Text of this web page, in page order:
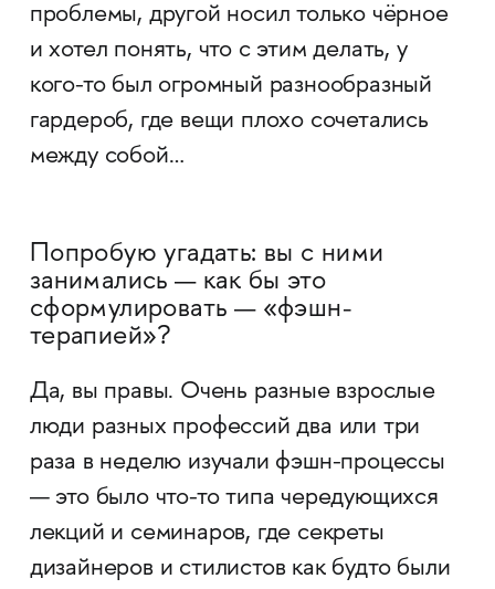
проблемы, другой носил только чёрное
и хотел понять, что с этим делать, у
кого-то был огромный разнообразный
гардероб, где вещи плохо сочетались
между собой…
Попробую угадать: вы с ними
занимались — как бы это
сформулировать — «фэшн-
терапией»?
Да, вы правы. Очень разные взрослые
люди разных профессий два или три
раза в неделю изучали фэшн-процессы
— это было что-то типа чередующихся
лекций и семинаров, где секреты
дизайнеров и стилистов как будто были